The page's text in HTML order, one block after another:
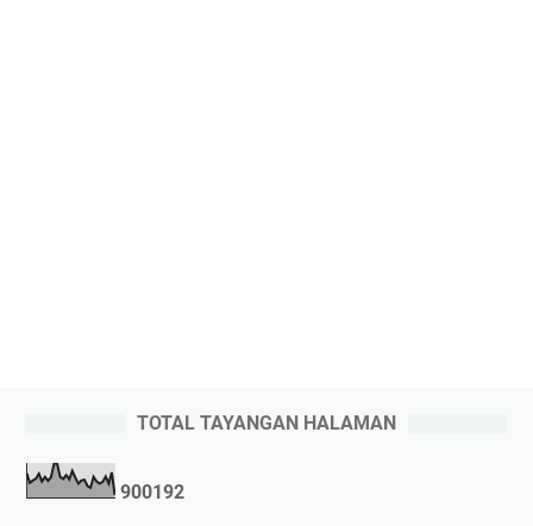
TOTAL TAYANGAN HALAMAN
900192